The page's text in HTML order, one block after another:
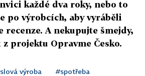
každé dva roky, nebo to
po výrobcích, aby vyráběli
recenze. A nekupujte šmejdy,
projektu Opravme Česko.
výroba #spotřeba